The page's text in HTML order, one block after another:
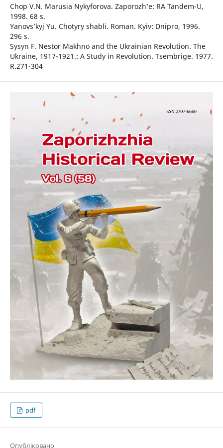
Chop V.N. Marusia Nykyforova. Zaporozh’e: RA Tandem-U,
1998. 68 s.
Yanovs’kyj Yu. Chotyry shabli. Roman. Kyiv: Dnipro, 1996.
296 s.
Sysyn F. Nestor Makhno and the Ukrainian Revolution. The
Ukraine, 1917-1921.: A Study in Revolution. Tsembrige. 1977.
R.271-304
pdf
Опубліковано